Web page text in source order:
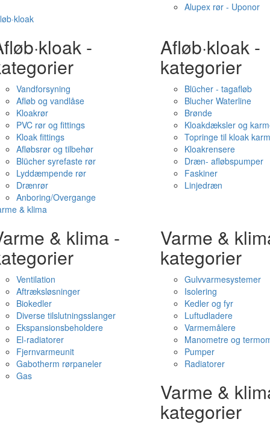
Alupex rør - Uponor
-
Vandforsyning
Afløb og vandlåse
Kloakrør
PVC rør og fittings
Kloak fittings
Afløbsrør og tilbehør
Blücher syrefaste rør
Lyddæmpende rør
Drænrør
Anboring/Overgange
Afløb·kloak -
kategorier
Blücher - tagafløb
Blucher Waterline
Brønde
Kloakdæksler og
Topringe til kloak
Kloakrensere
Dræn- afløbspumper
Faskiner
Linjedræn
& klima
& klima -
Ventilation
Aftræksløsninger
Biokedler
Diverse tilslutningsslanger
Ekspansionsbeholdere
El-radiatorer
Fjernvarmeunit
Gabotherm rørpaneler
Gas
Varme &
kategorier
Gulvvarmesystemer
Isolering
Kedler og fyr
Luftudladere
Varmemålere
Manometre og
Pumper
Radiatorer
Varme &
kategorier